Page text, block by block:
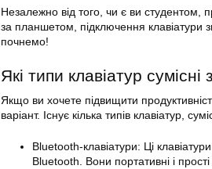
Незалежно від того, чи є ви
за планшетом, підключення клавіатури
почнемо!
Які типи клавіатур
Якщо ви хочете підвищити
варіант. Існує кілька типів клавіатур,
Bluetooth-клавіатури: Ці
Bluetooth. Вони портативні і